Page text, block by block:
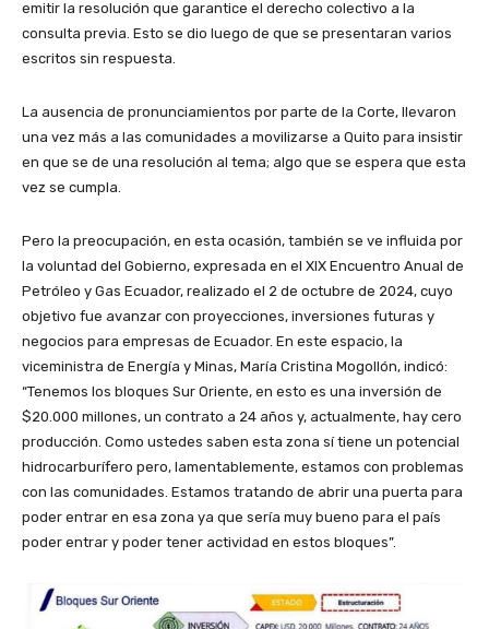
emitir la resolución que garantice el derecho colectivo a la
consulta previa. Esto se dio luego de que se presentaran varios
escritos sin respuesta.
La ausencia de pronunciamientos por parte de la Corte, llevaron
una vez más a las comunidades a movilizarse a Quito para insistir
en que se de una resolución al tema; algo que se espera que esta
vez se cumpla.
Pero la preocupación, en esta ocasión, también se ve influida por
la voluntad del Gobierno, expresada en el XIX Encuentro Anual de
Petróleo y Gas Ecuador, realizado el 2 de octubre de 2024, cuyo
objetivo fue avanzar con proyecciones, inversiones futuras y
negocios para empresas de Ecuador. En este espacio, la
viceministra de Energía y Minas, María Cristina Mogollón, indicó:
“Tenemos los bloques Sur Oriente, en esto es una inversión de
$20.000 millones, un contrato a 24 años y, actualmente, hay cero
producción. Como ustedes saben esta zona sí tiene un potencial
hidrocarburífero pero, lamentablemente, estamos con problemas
con las comunidades. Estamos tratando de abrir una puerta para
poder entrar en esa zona ya que sería muy bueno para el país
poder entrar y poder tener actividad en estos bloques”.